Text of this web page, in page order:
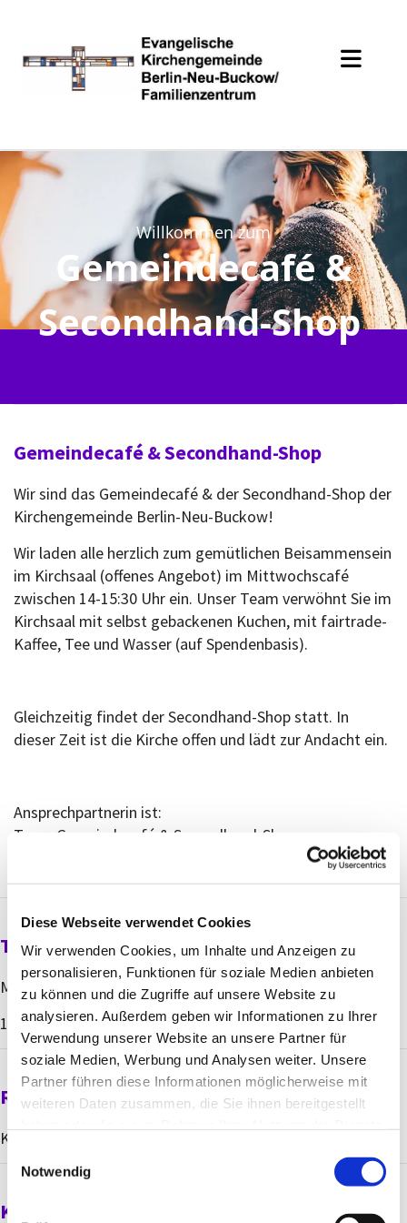
Diese Webseite verwendet Cookies
Wir verwenden Cookies, um Inhalte und Anzeigen zu
personalisieren, Funktionen für soziale Medien anbieten
zu können und die Zugriffe auf unsere Website zu
analysieren. Außerdem geben wir Informationen zu Ihrer
Verwendung unserer Website an unsere Partner für
soziale Medien, Werbung und Analysen weiter. Unsere
Partner führen diese Informationen möglicherweise mit
weiteren Daten zusammen, die Sie ihnen bereitgestellt
w
Notwendig
Willkommen zum
Gemeindecafé &
Secondhand-Shop
Gemeindecafé & Secondhand-Shop
Wir sind das Gemeindecafé & der Secondhand-Shop der
Kirchengemeinde Berlin-Neu-Buckow!
Wir laden alle herzlich zum gemütlichen Beisammensein
im Kirchsaal (offenes Angebot) im Mittwochscafé
zwischen 14-15:30 Uhr ein. Unser Team verwöhnt Sie im
Kirchsaal mit selbst gebackenen Kuchen, mit fairtrade-
Kaffee, Tee und Wasser (auf Spendenbasis).
Gleichzeitig findet der Secondhand-Shop statt. In
dieser Zeit ist die Kirche offen und lädt zur Andacht ein.
Ansprechpartnerin ist:
Team Gemeindecafé & Secondhand-Shop
Termine
Mittwochs
14 - 15.30 Uhr
Raum
Kirchsaal / vor der Kirche / im Kirchgang und in der Kirche
Kontakt über